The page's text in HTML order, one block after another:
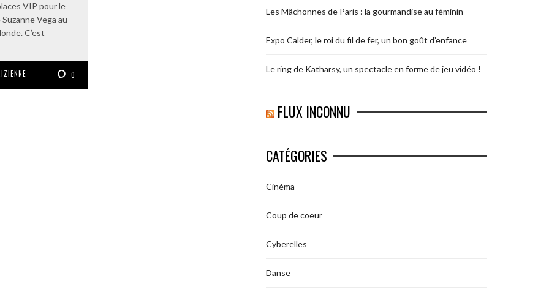
VIP pour le
Vega au
C’est
0
Les Mâchonnes de Paris : la gourmandise au féminin
Expo Calder, le roi du fil de fer, un bon goût d’enfance
Le ring de Katharsy, un spectacle en forme de jeu vidéo !
FLUX INCONNU
CATÉGORIES
Cinéma
Coup de coeur
Cyberelles
Danse